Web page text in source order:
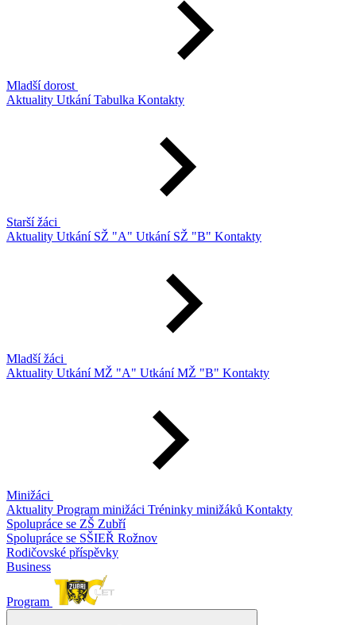
Mladší dorost
Aktuality UtkáníTabulka Kontakty
Starší žáci
Aktuality Utkání SŽ "A" Utkání SŽ "B" Kontakty
Mladší žáci
Aktuality Utkání MŽ "A" Utkání MŽ "B" Kontakty
Minižáci
Aktuality Program minižáci Tréninky minižáků Kontakty
Spolupráce se ZŠ Zubří
Spolupráce se SŠIEŘ Rožnov
Rodičovské příspěvky
Business
Program